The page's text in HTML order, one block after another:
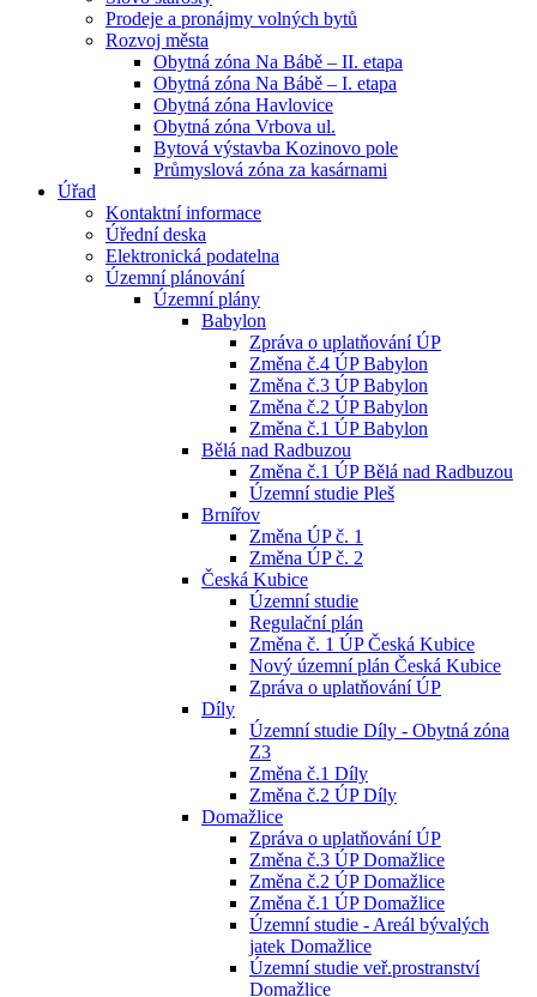
Prodeje a pronájmy volných bytů
Rozvoj města
Obytná zóna Na Bábě – II. etapa
Obytná zóna Na Bábě – I. etapa
Obytná zóna Havlovice
Obytná zóna Vrbova ul.
Bytová výstavba Kozinovo pole
Průmyslová zóna za kasárnami
Úřad
Kontaktní informace
Úřední deska
Elektronická podatelna
Územní plánování
Územní plány
Babylon
Zpráva o uplatňování ÚP
Změna č.4 ÚP Babylon
Změna č.3 ÚP Babylon
Změna č.2 ÚP Babylon
Změna č.1 ÚP Babylon
Bělá nad Radbuzou
Změna č.1 ÚP Bělá nad Radbuzou
Územní studie Pleš
Brnířov
Změna ÚP č. 1
Změna ÚP č. 2
Česká Kubice
Územní studie
Regulační plán
Změna č. 1 ÚP Česká Kubice
Nový územní plán Česká Kubice
Zpráva o uplatňování ÚP
Díly
Územní studie Díly - Obytná zóna
Z3
Změna č.1 Díly
Změna č.2 ÚP Díly
Domažlice
Zpráva o uplatňování ÚP
Změna č.3 ÚP Domažlice
Změna č.2 ÚP Domažlice
Změna č.1 ÚP Domažlice
Územní studie - Areál bývalých
jatek Domažlice
Územní studie veř.prostranství
Domažlice